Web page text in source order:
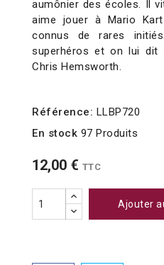
aumônier des écoles. Il
aime jouer à Mario
connus de rares
superhéros et on lui dit
Chris Hemsworth.
Référence: LLBP720
En stock 97 Produits
12,00 € TTC
Ajouter